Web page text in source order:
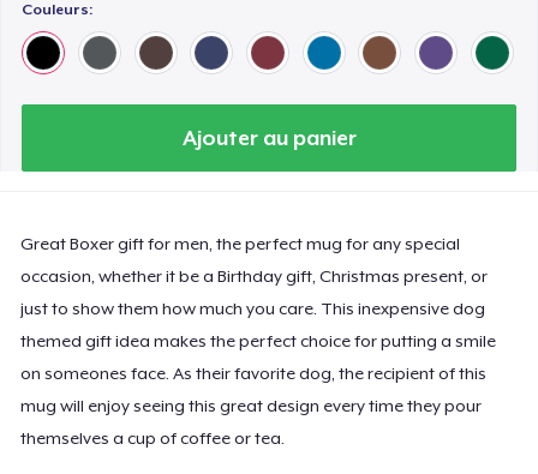
Couleurs:
Ajouter au panier
Great Boxer gift for men, the perfect mug for any special
occasion, whether it be a Birthday gift, Christmas present, or
just to show them how much you care. This inexpensive dog
themed gift idea makes the perfect choice for putting a smile
on someones face. As their favorite dog, the recipient of this
mug will enjoy seeing this great design every time they pour
themselves a cup of coffee or tea.